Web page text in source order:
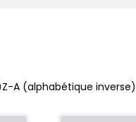
Z-A (alphabétique inverse)